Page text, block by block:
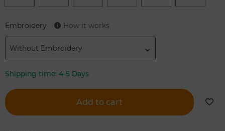
Embroidery How it works
Without Embroidery
Shipping time: 4-5 Days
Add to cart